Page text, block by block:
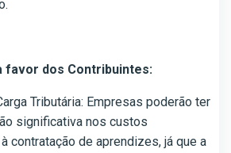
favor dos Contribuintes:
Tributária: Empresas poderão ter
significativa nos custos
contratação de aprendizes, já que a